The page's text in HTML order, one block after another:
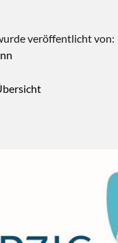
veröffentlicht von: